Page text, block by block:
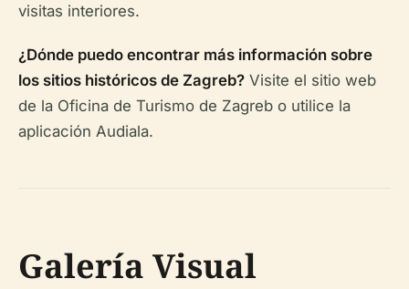
visitas interiores.
¿Dónde puedo encontrar más información sobre
los sitios históricos de Zagreb? Visite el sitio web
de la Oficina de Turismo de Zagreb o utilice la
aplicación Audiala.
Galería Visual